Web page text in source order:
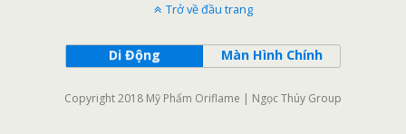
Trở về đầu trang
Di Động Màn Hình Chính
Copyright 2018 Mỹ Phẩm Oriflame | Ngọc Thúy Group